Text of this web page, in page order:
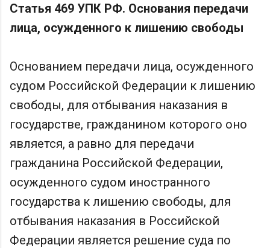
Статья 469 УПК РФ. Основания передачи
лица, осужденного к лишению свободы
Основанием передачи лица, осужденного
судом Российской Федерации к лишению
свободы, для отбывания наказания в
государстве, гражданином которого оно
является, а равно для передачи
гражданина Российской Федерации,
осужденного судом иностранного
государства к лишению свободы, для
отбывания наказания в Российской
Федерации является решение суда по